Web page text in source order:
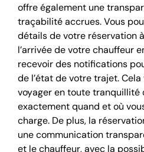
offre également une
traçabilité accrues. Vous
détails de votre réservation
l’arrivée de votre chauffeur
recevoir des notifications
de l’état de votre trajet.
voyager en toute tranquillité
exactement quand et où
charge. De plus, la
une communication
et le chauffeur, avec la